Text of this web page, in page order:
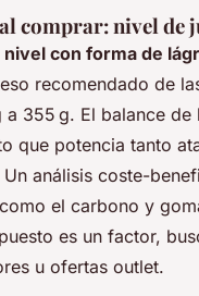
comprar: nivel de
con forma de
recomendado de
355 g. El balance
que potencia tanto
análisis coste-
el carbono y
es un factor,
u ofertas outlet.